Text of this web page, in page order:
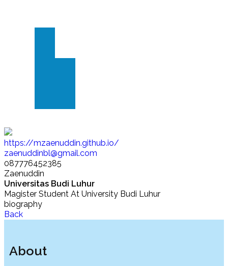
https://mzaenuddin.github.io/
zaenuddinbl@gmail.com
087776452385
Zaenuddin
Universitas Budi Luhur
Magister Student At University Budi Luhur
biography
Back
About